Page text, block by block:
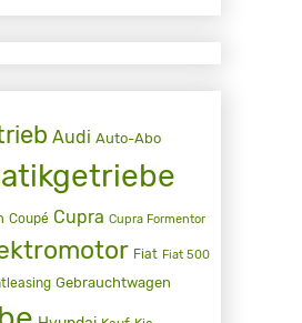
Audi Auto-Abo
Coupé Cupra Cupra Formentor
Fiat Fiat 500
Gebrauchtwagen